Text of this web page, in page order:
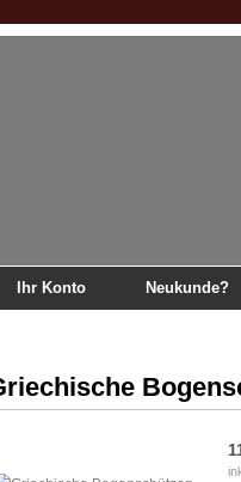
Ihr Konto Neukunde?